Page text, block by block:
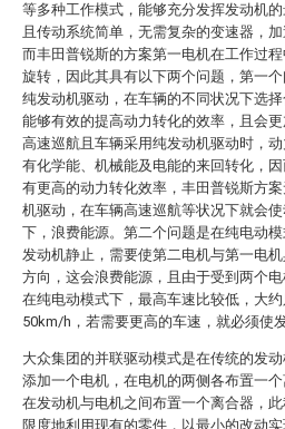
等多种工作模式，能够充分发挥发动机的
且传动系统简单，无需复杂的变速器，
而丰田普锐斯的方案第一电机在工作过
旋转，因此其具有以下两个问题，第一
纯发动机驱动，在车辆的不同状况下选
能够有效的提高动力转化的效率，且会
高速巡航且车辆采用纯发动机驱动时，
有化学能、机械能及电能的来回转化，
有更高的动力转化效率，丰田普锐斯方
机驱动，在车辆高速巡航等状况下就会
下，浪费能源。第二个问题是在纯电动
发动机静止，需要使第二电机与第一电
方向，这会浪费能源，且由于受到两个电
在纯电动模式下，最高车速比较低，大约
50km/h，若需要更高的车速，就必须使
大众集团的并联驱动模式是在传统的发
添加一个电机，在电机的两侧各布置一
在发动机与电机之间布置一个离合器，
限度地利用现有的零件，以最小的改动